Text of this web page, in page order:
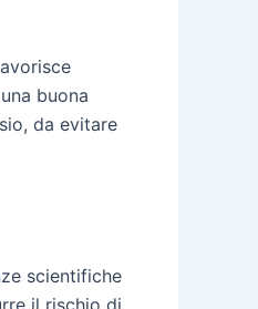
buona
da evitare
scientifiche
il rischio di